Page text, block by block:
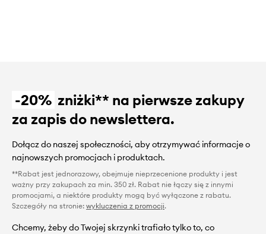
-20% zniżki** na pierwsze zakupy
za zapis do newslettera.
Dołącz do naszej społeczności, aby otrzymywać informacje o
najnowszych promocjach i produktach.
**Rabat jest jednorazowy, obejmuje nieprzecenione produkty i jest
ważny przy zakupach za min. 350 zł. Rabat nie łączy się z innymi
promocjami, a niektóre produkty mogą być wyłączone z rabatu.
Szczegóły na stronie: wykluczenia z promocji.
Chcemy, żeby do Twojej skrzynki trafiało tylko to, co